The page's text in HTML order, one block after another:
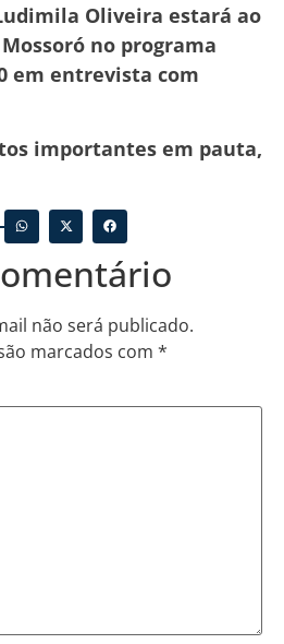
Oliveira estará ao
no programa
em entrevista com
importantes em pauta,
não será publicado.
marcados com *